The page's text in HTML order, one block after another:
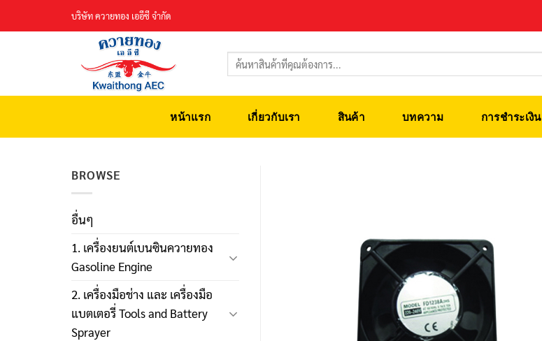
บริษัท ควายทอง เออีซี จำกัด
ค้นหา:
หน้าแรก เกี่ยวกับเรา สินค้า บทความ การชำระเงิน
BROWSE
อื่นๆ
1. เครื่องยนต์เบนซินควายทอง
Gasoline Engine
2. เครื่องมือช่าง และ เครื่องมือ
แบตเตอรี่ Tools and Battery
Sprayer